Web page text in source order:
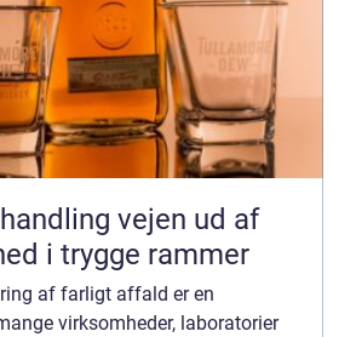
vejen ud af
i trygge rammer
af farligt affald er en
virksomheder, laboratorier